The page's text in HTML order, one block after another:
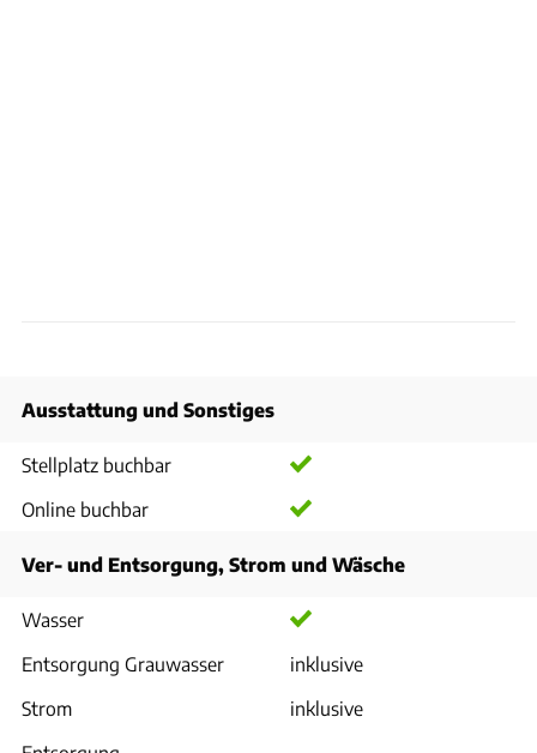
Ausstattung und Sonstiges
Stellplatz buchbar
Online buchbar
Ver- und Entsorgung, Strom und Wäsche
Wasser
Entsorgung Grauwasser
inklusive
Strom
inklusive